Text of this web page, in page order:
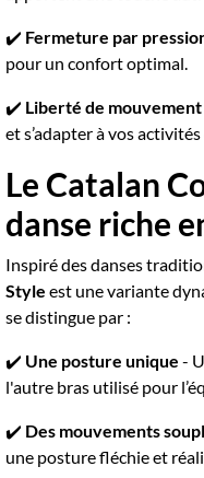
✔️ Fermeture par
pour un confort optimal.
✔️ Liberté de mouvement
et s’adapter à vos
Le Catalan
danse riche
Inspiré des danses
Style est une variante
se distingue par :
✔️ Une posture unique -
l'autre bras utilisé pour
✔️ Des mouvements
une posture fléchie et